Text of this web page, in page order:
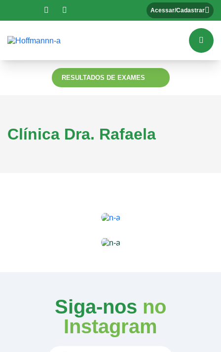
Acessar/Cadastrar
RESULTADOS DE EXAMES
Clínica Dra. Rafaela
Siga-nos no
Instagram